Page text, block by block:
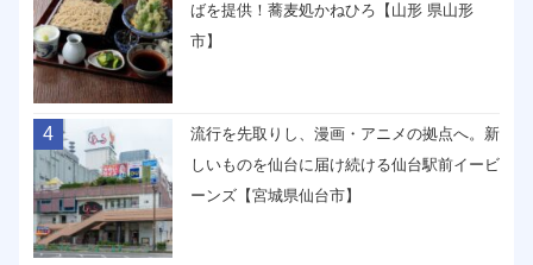
ばを提供！蕎麦処かねひろ【山形 県山形
市】
4
流行を先取りし、漫画・アニメの拠点へ。新
しいものを仙台に届け続ける仙台駅前イービ
ーンズ【宮城県仙台市】